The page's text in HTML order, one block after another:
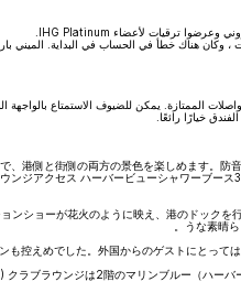
، وكان هناك خطأ في الحساب في البداية.
الممتازة. يمكن للضيوف الاستمتاع
خيارًا رائعًا.
ジアクセス ハーバービューシャワーブー
ショーが花火のように映え、港のドック
うな素晴